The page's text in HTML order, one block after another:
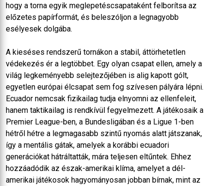
hogy a torna egyik meglepetéscsapataként felborítsa az
előzetes papírformát, és beleszóljon a legnagyobb
esélyesek dolgába.
A kieséses rendszerű tornákon a stabil, áttörhetetlen
védekezés ér a legtöbbet. Egy olyan csapat ellen, amely a
világ legkeményebb selejtezőjében is alig kapott gólt,
egyetlen európai élcsapat sem fog szívesen pályára lépni.
Ecuador nemcsak fizikailag tudja elnyomni az ellenfeleit,
hanem taktikailag is rendkívül fegyelmezett. A játékosaik a
Premier League-ben, a Bundesligában és a Ligue 1-ben
hétről hétre a legmagasabb szintű nyomás alatt játszanak,
így a mentális gátak, amelyek a korábbi ecuadori
generációkat hátráltatták, mára teljesen eltűntek. Ehhez
hozzáadódik az észak-amerikai klíma, amelyet a dél-
amerikai játékosok hagyományosan jobban bírnak, mint az